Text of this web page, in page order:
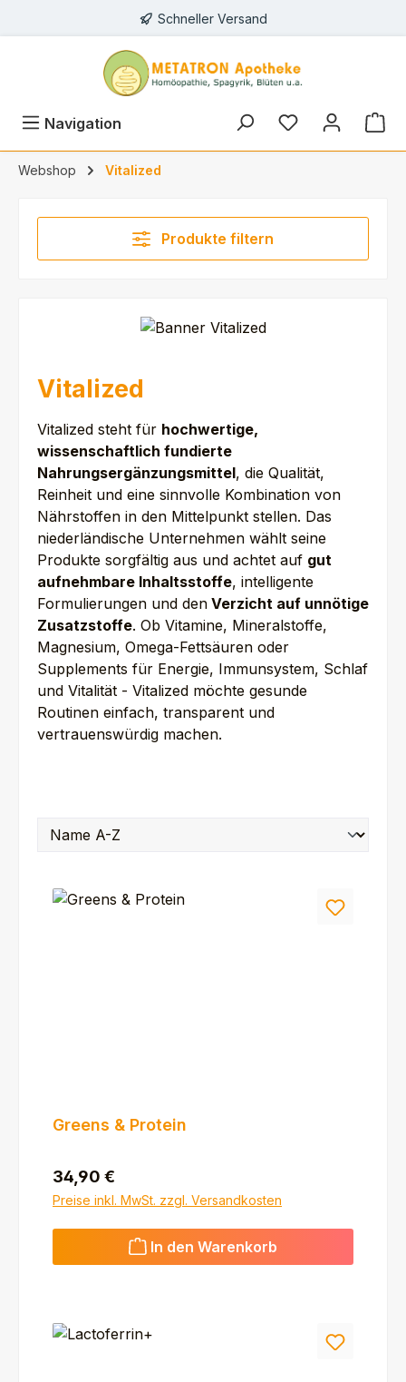
Schneller Versand
Navigation Du hast 0
Webshop Vitalized
Produkte filtern
Vitalized
Vitalized steht für hochwertige,
wissenschaftlich fundierte
Nahrungsergänzungsmittel, die Qualität,
Reinheit und eine sinnvolle Kombination von
Nährstoffen in den Mittelpunkt stellen. Das
niederländische Unternehmen wählt seine
Produkte sorgfältig aus und achtet auf gut
aufnehmbare Inhaltsstoffe, intelligente
Formulierungen und den Verzicht auf unnötige
Zusatzstoffe. Ob Vitamine, Mineralstoffe,
Magnesium, Omega-Fettsäuren oder
Supplements für Energie, Immunsystem, Schlaf
und Vitalität - Vitalized möchte gesunde
Routinen einfach, transparent und
vertrauenswürdig machen.
Greens & Protein
Regulärer Preis:
34,90 €
Preise inkl. MwSt. zzgl. Versandkosten
In den Warenkorb